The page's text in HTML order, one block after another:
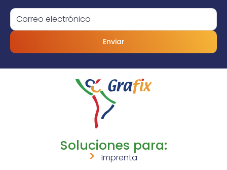
Enviar
Soluciones para:
Imprenta